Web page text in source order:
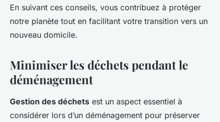
En suivant ces conseils, vous contribuez à protéger
notre planète tout en facilitant votre transition vers un
nouveau domicile.
Minimiser les déchets pendant le
déménagement
Gestion des déchets est un aspect essentiel à
considérer lors d’un déménagement pour préserver